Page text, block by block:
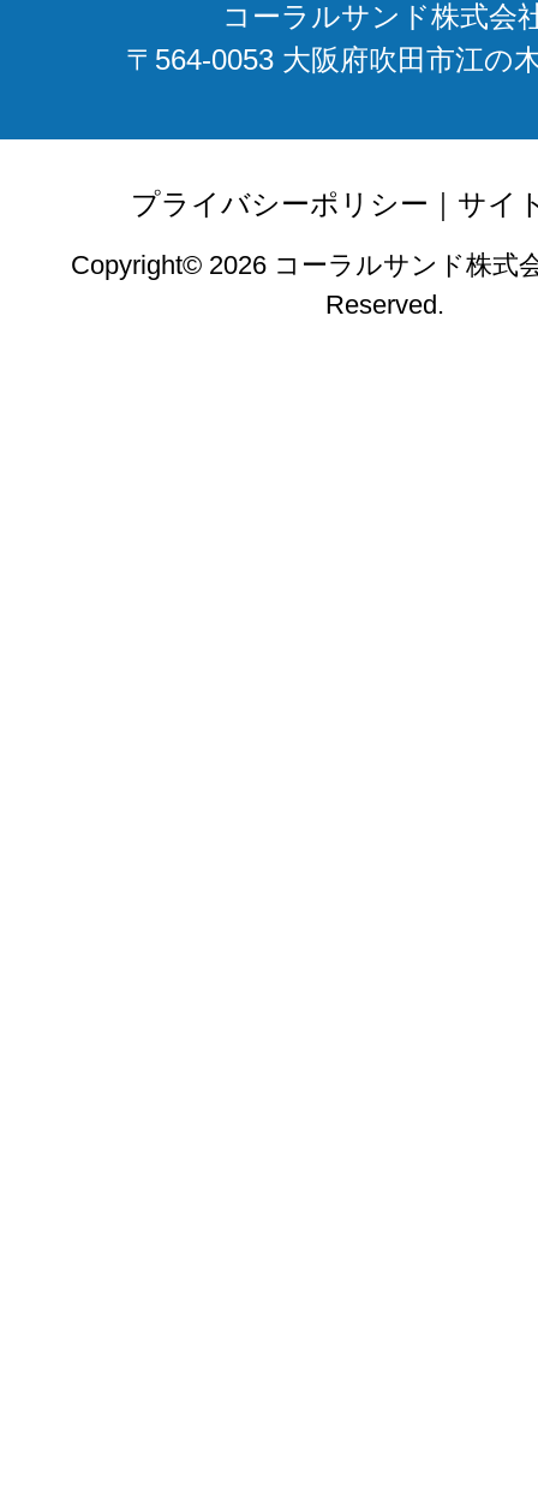
コーラルサンド株式会
〒564-0053 大阪府吹田市江の
プライバシーポリシー ｜ サイ
Copyright© 2026 コーラルサンド株式
Reserved.